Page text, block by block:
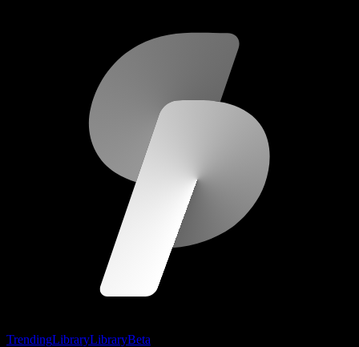
TrendingLibraryLibraryBeta